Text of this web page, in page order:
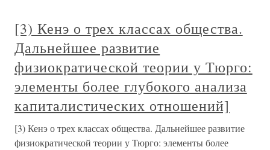
[3) Кенэ о трех классах общества.
Дальнейшее развитие
физиократической теории у Тюрго:
элементы более глубокого анализа
капиталистических отношений]
[3) Кенэ о трех классах общества. Дальнейшее развитие
физиократической теории у Тюрго: элементы более